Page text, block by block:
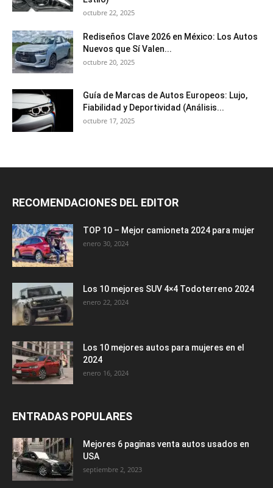
octubre 22, 2025
Rediseños Clave 2026 en México: Los Autos
Nuevos que Sí Valen...
octubre 20, 2025
Guía de Marcas de Autos Europeos: Lujo,
Fiabilidad y Deportividad (Análisis...
octubre 17, 2025
RECOMENDACIONES DEL EDITOR
TOP 10 – Mejor camioneta 2024 para mujer
enero 30, 2024
Los 10 mejores SUV 4×4 Todoterreno 2024
enero 22, 2024
Los 10 mejores autos para mujeres en el
2024
enero 16, 2024
ENTRADAS POPULARES
Mejores 6 paginas venta autos usados en
USA
septiembre 2, 2023